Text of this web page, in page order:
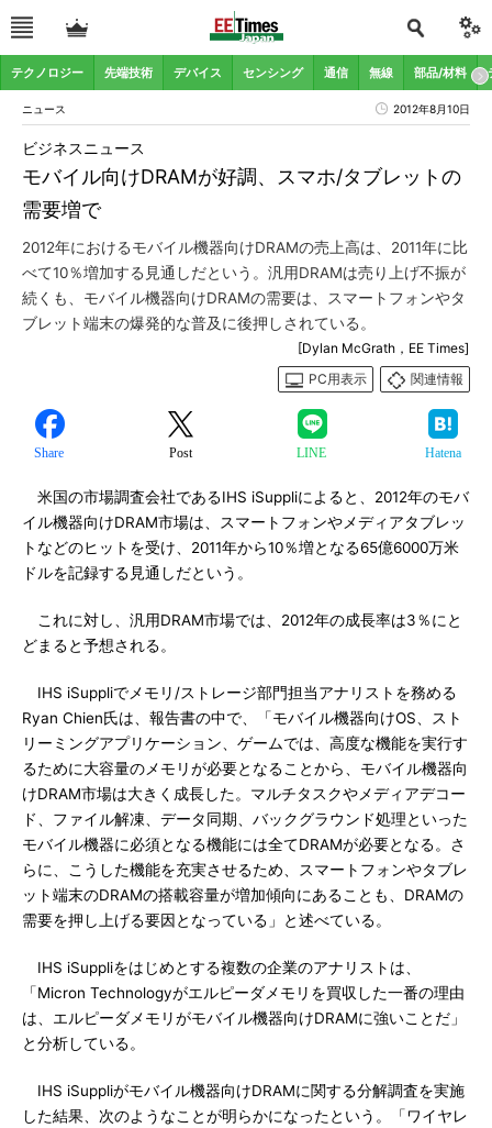
テクノロジー 先端技術 デバイス センシング 通信 無線 部品/材料
ニュース 2012年8月10日
モバイル向けDRAMが好調、スマホ/タブレットの
需要増で
ビジネスニュース
2012年におけるモバイル機器向けDRAMの売上高は、2011年に比
べて10％増加する見通しだという。汎用DRAMは売り上げ不振が
続くも、モバイル機器向けDRAMの需要は、スマートフォンやタ
ブレット端末の爆発的な普及に後押しされている。
[Dylan McGrath，EE Times]
PC用表示
関連情報
Share Post LINE Hatena
米国の市場調査会社であるIHS iSuppliによると、2012年のモバ
イル機器向けDRAM市場は、スマートフォンやメディアタブレッ
トなどのヒットを受け、2011年から10％増となる65億6000万米
ドルを記録する見通しだという。
これに対し、汎用DRAM市場では、2012年の成長率は3％にと
どまると予想される。
IHS iSuppliでメモリ/ストレージ部門担当アナリストを務める
Ryan Chien氏は、報告書の中で、「モバイル機器向けOS、スト
リーミングアプリケーション、ゲームでは、高度な機能を実行す
るために大容量のメモリが必要となることから、モバイル機器向
けDRAM市場は大きく成長した。マルチタスクやメディアデコー
ド、ファイル解凍、データ同期、バックグラウンド処理といった
モバイル機器に必須となる機能には全てDRAMが必要となる。さ
らに、こうした機能を充実させるため、スマートフォンやタブレ
ット端末のDRAMの搭載容量が増加傾向にあることも、DRAMの
需要を押し上げる要因となっている」と述べている。
IHS iSuppliをはじめとする複数の企業のアナリストは、
「Micron Technologyがエルピーダメモリを買収した一番の理由
は、エルピーダメモリがモバイル機器向けDRAMに強いことだ」
と分析している。
IHS iSuppliがモバイル機器向けDRAMに関する分解調査を実施
した結果、次のようなことが明らかになったという。「ワイヤレ